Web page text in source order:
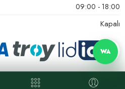
09:00 - 18:00
Kapalı
WA